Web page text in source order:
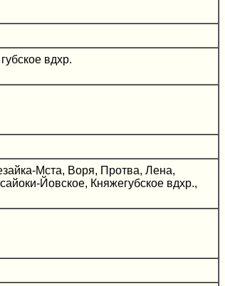
вдхр.
Мста, Воря, Протва, Лена,
Йовское, Княжегубское вдхр.,